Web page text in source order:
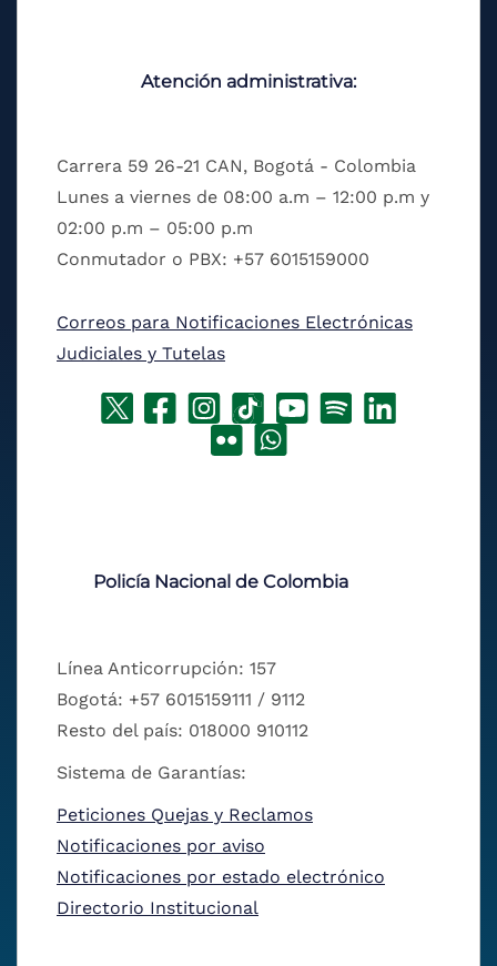
Atención administrativa:
Carrera 59 26-21 CAN, Bogotá - Colombia
Lunes a viernes de 08:00 a.m – 12:00 p.m y
02:00 p.m – 05:00 p.m
Conmutador o PBX: +57 6015159000
Correos para Notificaciones Electrónicas
Judiciales y Tutelas
Policía Nacional de Colombia
Línea Anticorrupción: 157
Bogotá: +57 6015159111 / 9112
Resto del país: 018000 910112
Sistema de Garantías:
Peticiones Quejas y Reclamos
Notificaciones por aviso
Notificaciones por estado electrónico
Directorio Institucional